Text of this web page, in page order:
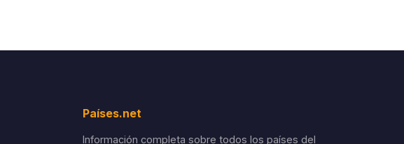
Países.net
Información completa sobre todos los países del